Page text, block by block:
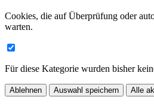
Cookies, die auf Überprüfung oder
warten.
Für diese Kategorie wurden bisher
Ablehnen Auswahl speichern Alle